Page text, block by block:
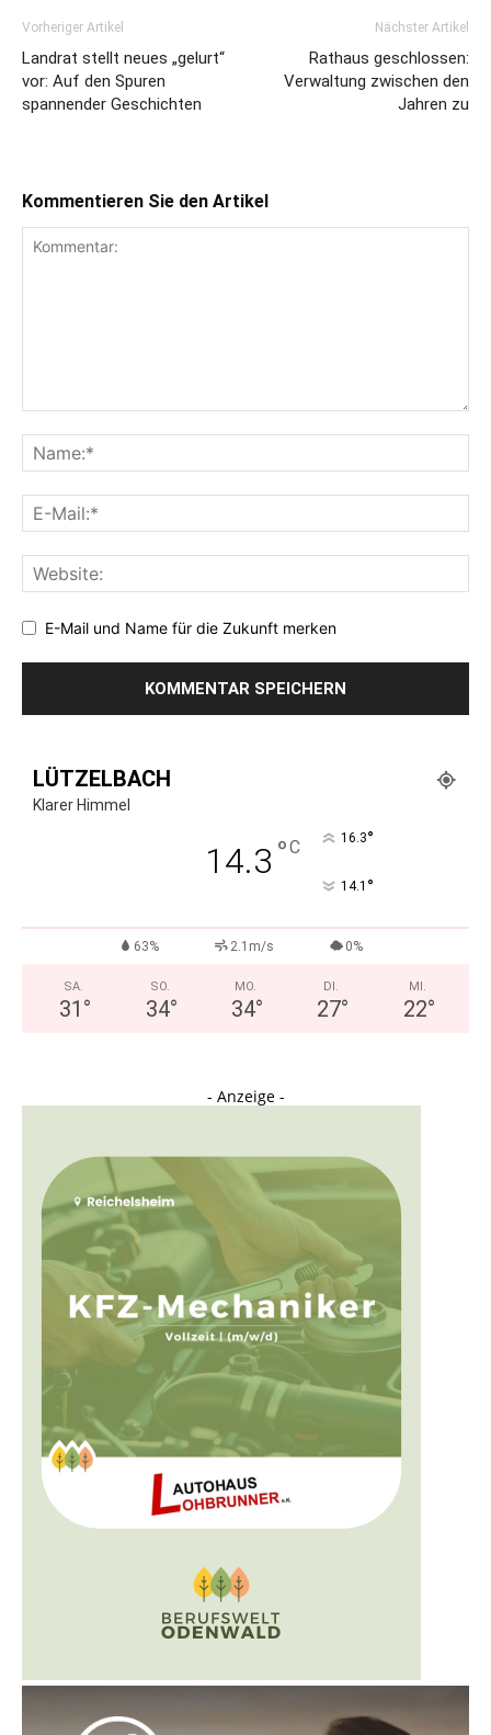
Vorheriger Artikel
Landrat stellt neues „gelurt“
vor: Auf den Spuren
spannender Geschichten
Nächster Artikel
Rathaus geschlossen:
Verwaltung zwischen den
Jahren zu
Kommentieren Sie den Artikel
E-Mail und Name für die Zukunft merken
LÜTZELBACH
Klarer Himmel
14.3 °C 16.3°
14.1 °
63% 2.1m/s 0%
SA.
31 °
SO.
34°
MO.
34°
DI.
27°
MI.
22°
- Anzeige -